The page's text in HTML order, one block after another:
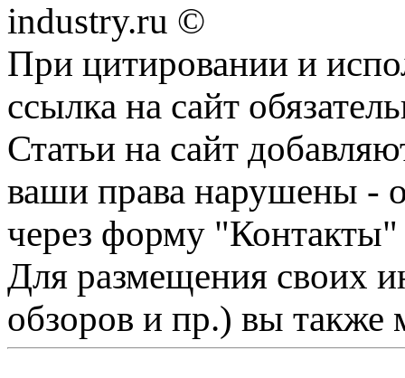
industry.ru ©
При цитировании и
ссылка на сайт
Статьи на сайт
ваши права нарушены -
через форму "Контакты"
Для размещения своих
обзоров и пр.) вы также